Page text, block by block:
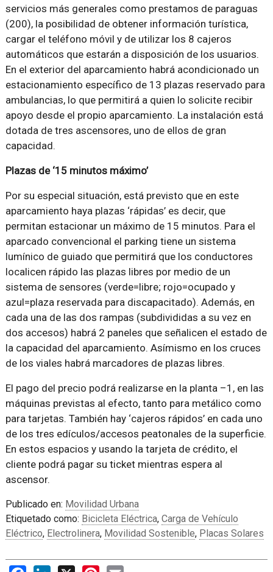
servicios más generales como prestamos de paraguas
(200), la posibilidad de obtener información turística,
cargar el teléfono móvil y de utilizar los 8 cajeros
automáticos que estarán a disposición de los usuarios.
En el exterior del aparcamiento habrá acondicionado un
estacionamiento específico de 13 plazas reservado para
ambulancias, lo que permitirá a quien lo solicite recibir
apoyo desde el propio aparcamiento. La instalación está
dotada de tres ascensores, uno de ellos de gran
capacidad.
Plazas de ‘15 minutos máximo’
Por su especial situación, está previsto que en este
aparcamiento haya plazas ‘rápidas’ es decir, que
permitan estacionar un máximo de 15 minutos. Para el
aparcado convencional el parking tiene un sistema
lumínico de guiado que permitirá que los conductores
localicen rápido las plazas libres por medio de un
sistema de sensores (verde=libre; rojo=ocupado y
azul=plaza reservada para discapacitado). Además, en
cada una de las dos rampas (subdivididas a su vez en
dos accesos) habrá 2 paneles que señalicen el estado de
la capacidad del aparcamiento. Asímismo en los cruces
de los viales habrá marcadores de plazas libres.
El pago del precio podrá realizarse en la planta –1, en las
máquinas previstas al efecto, tanto para metálico como
para tarjetas. También hay ‘cajeros rápidos’ en cada uno
de los tres edículos/accesos peatonales de la superficie.
En estos espacios y usando la tarjeta de crédito, el
cliente podrá pagar su ticket mientras espera al
ascensor.
Publicado en: Movilidad Urbana
Etiquetado como: Bicicleta Eléctrica, Carga de Vehículo
Eléctrico, Electrolinera, Movilidad Sostenible, Placas Solares